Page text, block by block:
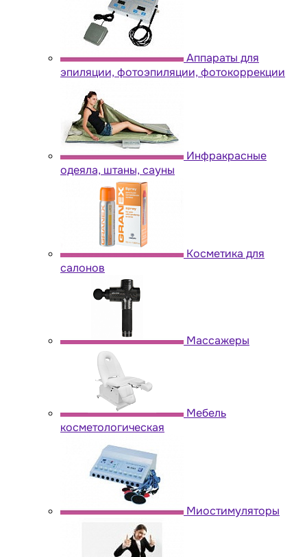
Аппараты для
эпиляции, фотоэпиляции, фотокоррекции
Инфракрасные
одеяла, штаны, сауны
Косметика для
салонов
Массажеры
Мебель
косметологическая
Миостимуляторы